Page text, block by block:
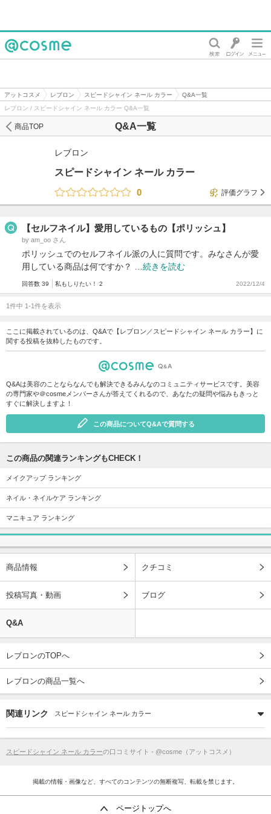
アットコスメ レブロン スピードシャイン ネール カラー
Q&A一覧
レブロン / スピードシャイン ネール カラー Q&A一覧
Q&A一覧
商品TOP
レブロン
スピードシャイン ネール カラー
0
評価グラフ
【セルフネイル】愛用しているもの【ポリッシュ】
by am_oo さん
ポリッシュでのセルフネイル派の人に質問です。みなさんが愛
用している商品は何ですか？ … 続きを読む
回答数 39 私もしりたい！ 2 2022/12/4
1件中 1-1件を表示
ここに掲載されているのは、Q&Aで【レブロン／スピードシャイン ネール カラー】に
関する投稿を抜粋したものです。
Q&Aは美容のことならなんでも解決できるみんなのコミュニティサービスです。美容
の専門家や＠cosmeメンバーさんが答えてくれるので、あなたの疑問や悩みもきっと
すぐに解決しますよ！
この商品についてQ&Aで質問する
この商品の関連ランキングもCHECK！
メイクアップ ランキング
ネイル・ネイルケア ランキング
マニキュア ランキング
商品情報 クチコミ
投稿写真・動画 ブログ
Q&A
レブロンのTOPへ
レブロンの商品一覧へ
関連リンク スピードシャイン ネール カラー
スピードシャイン ネール カラーの口コミサイト - @cosme（アットコスメ）
掲載の情報・画像など、すべてのコンテンツの無断複写、転載を禁じます。
ページトップへ